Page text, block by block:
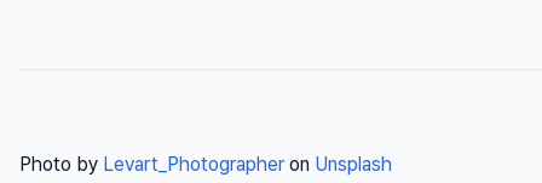
Photo by Levart_Photographer on Unsplash